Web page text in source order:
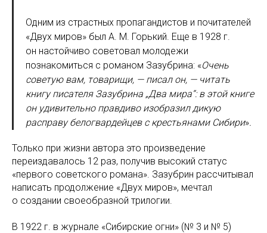
Одним из страстных пропагандистов и почитателей
«Двух миров» был А. М. Горький. Еще в 1928 г.
он настойчиво советовал молодежи
познакомиться с романом Зазубрина: «Очень
советую вам, товарищи, — писал он, — читать
книгу писателя Зазубрина „Два мира“: в этой книге
он удивительно правдиво изобразил дикую
расправу белогвардейцев с крестьянами Сибири»
Только при жизни автора это произведение
переиздавалось 12 раз, получив высокий статус
«первого советского романа». Зазубрин рассчитывал
написать продолжение «Двух миров», мечтал
о создании своеобразной трилогии.
В 1922 г. в журнале «Сибирские огни» (№ 3 и № 5)